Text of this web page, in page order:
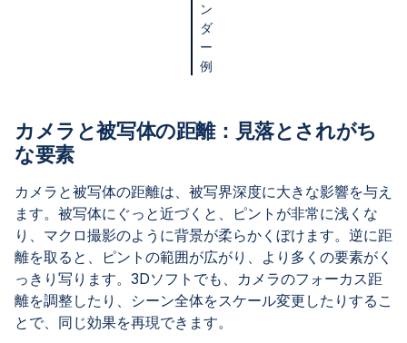
ン
ダ
ー
例
カメラと被写体の距離：見落とされがち
な要素
カメラと被写体の距離は、被写界深度に大きな影響を与え
ます。被写体にぐっと近づくと、ピントが非常に浅くな
り、マクロ撮影のように背景が柔らかくぼけます。逆に距
離を取ると、ピントの範囲が広がり、より多くの要素がく
っきり写ります。3Dソフトでも、カメラのフォーカス距
離を調整したり、シーン全体をスケール変更したりするこ
とで、同じ効果を再現できます。